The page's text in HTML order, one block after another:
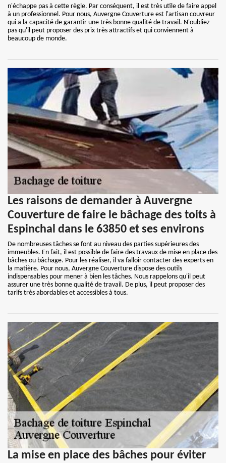
n'échappe pas à cette règle. Par conséquent, il est très utile de faire appel
à un professionnel. Pour nous, Auvergne Couverture est l'artisan couvreur
qui a la capacité de garantir une très bonne qualité de travail. N'oubliez
pas qu'il peut proposer des prix très attractifs et qui conviennent à
beaucoup de monde.
Les raisons de demander à Auvergne
Couverture de faire le bâchage des toits à
Espinchal dans le 63850 et ses environs
De nombreuses tâches se font au niveau des parties supérieures des
immeubles. En fait, il est possible de faire des travaux de mise en place des
bâches ou bâchage. Pour les réaliser, il va falloir contacter des experts en
la matière. Pour nous, Auvergne Couverture dispose des outils
indispensables pour mener à bien les tâches. Nous rappelons qu'il peut
assurer une très bonne qualité de travail. De plus, il peut proposer des
tarifs très abordables et accessibles à tous.
La mise en place des bâches pour éviter